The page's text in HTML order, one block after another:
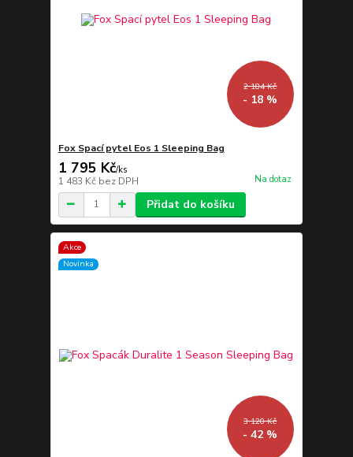
2 184 Kč
- 18 %
Fox Spací pytel Eos 1 Sleeping Bag
1 795 Kč/ks
1 483 Kč bez DPH Na dotaz
Přidat do košíku
Akce
Novinka
3 120 Kč
- 42 %